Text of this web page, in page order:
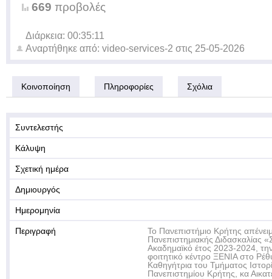
669 προβολές
Διάρκεια: 00:35:11
Αναρτήθηκε από: video-services-2 στις 25-05-2026
Κοινοποίηση Πληροφορίες Σχόλια
Συντελεστής
Κάλυψη
Σχετική ημέρα
Δημιουργός
Ημερομηνία
Περιγραφή
Το Πανεπιστήμιο Κρήτης
Πανεπιστημιακής
Ακαδημαϊκό έτος 2023-2024,
φοιτητικό κέντρο ΞΕΝΙΑ στο
Καθηγήτρια του Τμήματος
Πανεπιστημίου Κρήτης, κα